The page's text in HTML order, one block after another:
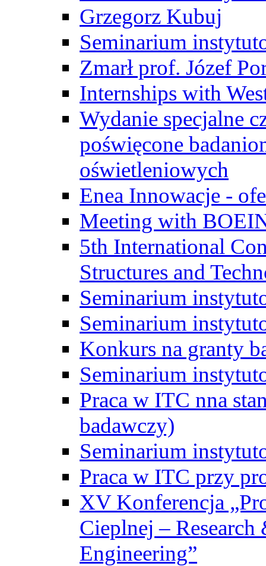
Grzegorz Kubuj
Seminarium
Zmarł prof. Józef
Internships with
Wydanie specjalne
poświęcone
oświetleniowych
Enea Innowacje -
Meeting with
5th International
Structures and
Seminarium
Seminarium
Konkurs na granty
Seminarium
Praca w ITC nna
badawczy)
Seminarium
Praca w ITC przy
XV Konferencja
Cieplnej –
Engineering”